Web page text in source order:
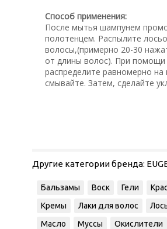
Способ применения:
После мытья шампунем
полотенцем. Распылите
волосы,(примерно 20-30
от длины волос). При помощи
распределите равномерно на
смывайте. Затем, сделайте
Другие категории бренда:
Бальзамы Воск Гели
Кремы
Лаки для волос
Масло
Муссы Окислители